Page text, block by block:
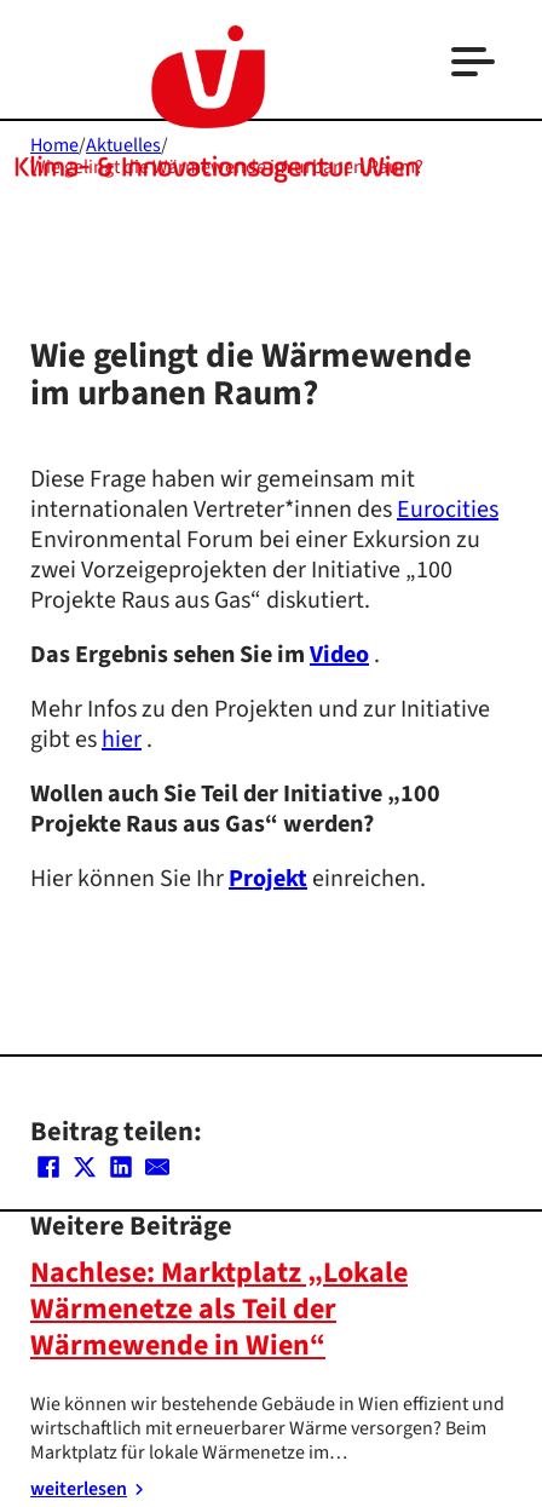
Home/Aktuelles/
Wie gelingt die Wärmewende im urbanen Raum?
Wie gelingt die Wärmewende
im urbanen Raum?
Diese Frage haben wir gemeinsam mit
internationalen Vertreter*innen desEurocities
Environmental Forum bei einer Exkursion zu
zwei Vorzeigeprojekten der Initiative „100
Projekte Raus aus Gas“ diskutiert.
Das Ergebnis sehen Sie imVideo.
Mehr Infos zu den Projekten und zur Initiative
gibt eshier.
Wollen auch Sie Teil der Initiative „100
Projekte Raus aus Gas“ werden?
Hier können Sie IhrProjekteinreichen.
Beitrag teilen:
Weitere Beiträge
Nachlese: Marktplatz „Lokale
Wärmenetze als Teil der
Wärmewende in Wien“
Wie können wir bestehende Gebäude in Wien effizient und
wirtschaftlich mit erneuerbarer Wärme versorgen? Beim
Marktplatz für lokale Wärmenetze im…
weiterlesen